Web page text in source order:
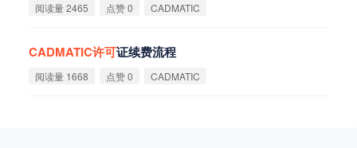
阅读量 2465 点赞 0 CADMATIC
CADMATIC许可证续费流程
阅读量 1668 点赞 0 CADMATIC